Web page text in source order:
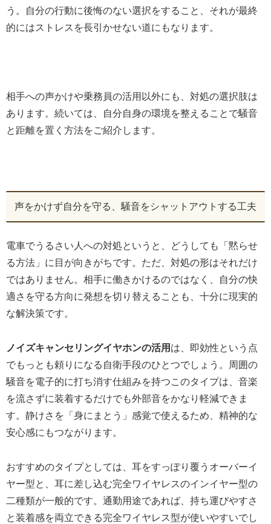
う。自分の行動に後悔のない選択をすること、それが最終
的にはストレスを長引かせない道にもなります。
相手への声かけや乗務員の活用以外にも、対処の選択肢は
あります。続いては、自分自身の環境を整えることで騒音
と距離を置く方法をご紹介します。
声をかけず自分を守る、騒音をシャットアウトする工夫
電車でうるさい人への対処というと、どうしても「黙らせ
る方法」に目が向きがちです。ただ、対処の形はそれだけ
ではありません。相手に働きかけるのではなく、自分の快
適さを守る方向に発想を切り替えることも、十分に現実的
な解決策です。
ノイズキャンセリングイヤホンの活用 は、即効性という点
でもっとも頼りになる自衛手段のひとつでしょう。周囲の
騒音を電子的に打ち消す仕組みを持つこのタイプは、音楽
を流さずに装着するだけでも外部音をかなり軽減できま
す。静けさを「身にまとう」感覚で使えるため、精神的な
安心感にもつながります。
おすすめのタイプとしては、耳をすっぽり覆うオーバーイ
ヤー型と、耳に差し込む完全ワイヤレスのインイヤー型の
二種類が一般的です。通勤用途であれば、持ち運びやすさ
と装着感を両立できる完全ワイヤレス型が使いやすいでし